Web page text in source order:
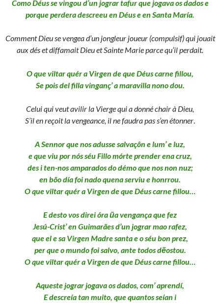
Como Déus se vingou d’un jograr tafur que jogava os dados e
porque perdera descreeu en Déus e en Santa María.
Comment Dieu se vengea d’un jongleur joueur (compulsif) qui jouait
aux dés et diffamait Dieu et Sainte Marie parce qu’il perdait.
O que viltar quér a Virgen de que Déus carne fillou,
Se pois del filla vinganç’ a maravilla nono dou.
Celui qui veut avilir la Vierge qui a donné chair à Dieu,
S’il en reçoit la vengeance, il ne faudra pas s’en étonner.
A Sennor que nos adusse salvaçôn e lum’ e luz,
e que viu por nós séu Fillo mórte prender ena cruz,
des i ten-nos amparados do démo que nos non nuz;
en bõo día foi nado quena serviu e honrrou.
O que viltar quér a Virgen de que Déus carne fillou…
E desto vos direi óra ũa vengança que fez
Jesú-Crist’ en Guimarães d’un jograr mao rafez,
que el e sa Virgen Madre santa e o séu bon prez,
per que o mundo foi salvo, ante todos dẽostou.
O que viltar quér a Virgen de que Déus carne fillou…
Aqueste jograr jogava os dados, com’ aprendí,
E descreía tan muito, que quantos seían i